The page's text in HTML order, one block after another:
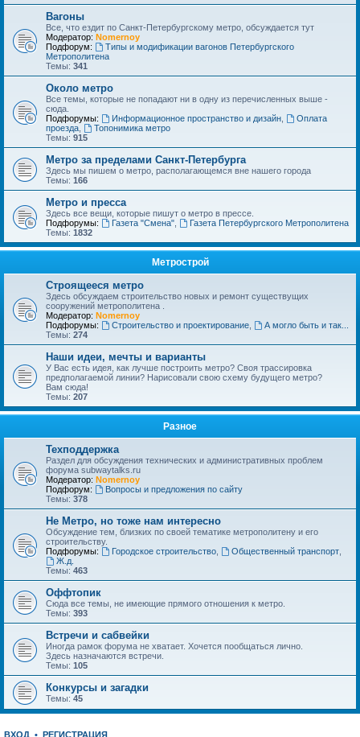
Вагоны
Все, что ездит по Санкт-Петербургскому метро, обсуждается тут
Модератор: Nomernoy
Подфорум:
Типы и модификации вагонов Петербургского
Метрополитена
Темы: 341
Около метро
Все темы, которые не попадают ни в одну из перечисленных выше -
сюда.
Подфорумы:
Информационное пространство и дизайн,
Оплата
проезда
Топонимика метро
Темы: 915
Метро за пределами Санкт-Петербурга
Здесь мы пишем о метро, располагающемся вне нашего города
Темы: 166
Метро и пресса
Здесь все вещи, которые пишут о метро в прессе.
Подфорумы:
Газета "Смена",
Газета Петербургского Метрополитена
Темы: 1832
Метрострой
Строящееся метро
Здесь обсуждаем строительство новых и ремонт существущих
сооружений метрополитена .
Модератор: Nomernoy
Подфорумы:
Строительство и проектирование,
А могло быть и так...
Темы: 274
Наши идеи, мечты и варианты
У Вас есть идея, как лучше построить метро? Своя трассировка
предполагаемой линии? Нарисовали свою схему будущего метро?
Вам сюда!
Темы: 207
Разное
Техподдержка
Раздел для обсуждения технических и административных проблем
форума subwaytalks.ru
Модератор: Nomernoy
Подфорум:
Вопросы и предложения по сайту
Темы: 378
Не Метро, но тоже нам интересно
Обсуждение тем, близких по своей тематике метрополитену и его
строительству.
Подфорумы:
Городское строительство, Общественный транспорт,
Ж.д.
Темы: 463
Оффтопик
Сюда все темы, не имеющие прямого отношения к метро.
Темы: 393
Встречи и сабвейки
Иногда рамок форума не хватает. Хочется пообщаться лично.
Здесь назначаются встречи.
Темы: 105
Конкурсы и загадки
Темы: 45
ВХОД • РЕГИСТРАЦИЯ